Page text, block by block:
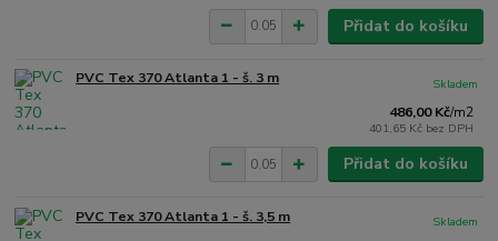
Přidat do košíku
PVC Tex 370 Atlanta 1 - š. 3 m
486,00 Kč/m2
401,65 Kč bez DPH
Skladem
Přidat do košíku
PVC Tex 370 Atlanta 1 - š. 3,5 m
Skladem